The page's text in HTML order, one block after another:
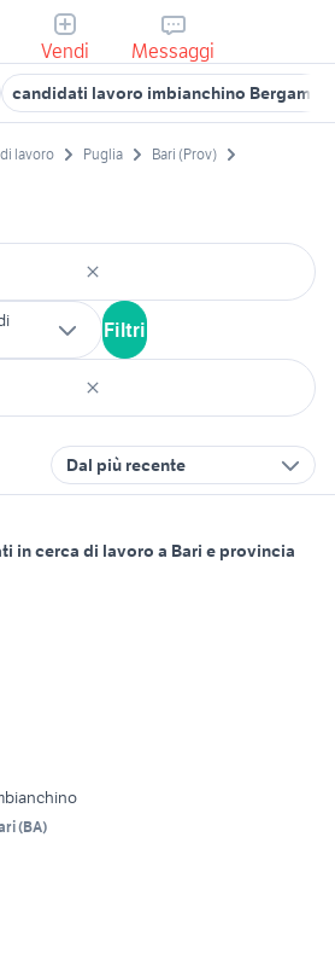
Vendi Messaggi
candidati lavoro imbianchino Bergamo
lavoro Puglia
Bari (Prov)
Filtri
Dal più recente
in cerca di lavoro a Bari e provincia
(BA)